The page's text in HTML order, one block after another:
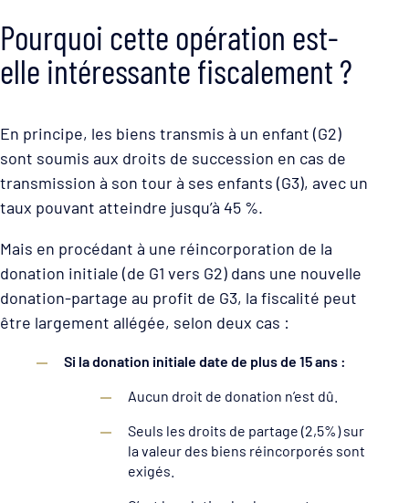
Pourquoi cette opération est-
elle intéressante fiscalement ?
En principe, les biens transmis à un enfant (G2)
sont soumis aux droits de succession en cas de
transmission à son tour à ses enfants (G3), avec un
taux pouvant atteindre jusqu’à 45 %.
Mais en procédant à une réincorporation de la
donation initiale (de G1 vers G2) dans une nouvelle
donation-partage au profit de G3, la fiscalité peut
être largement allégée, selon deux cas :
Si la donation initiale date de plus de 15 ans :
Aucun droit de donation n’est dû.
Seuls les droits de partage (2,5%) sur
la valeur des biens réincorporés sont
exigés.